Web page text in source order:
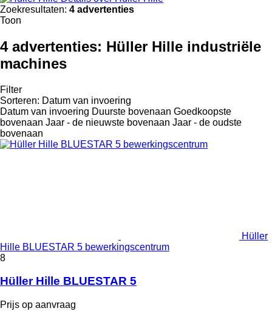
Zoekresultaten: 4 advertenties
Toon
4 advertenties: Hüller Hille industriële
machines
Filter
Sorteren: Datum van invoering
Datum van invoering Duurste bovenaan Goedkoopste
bovenaan Jaar - de nieuwste bovenaan Jaar - de oudste
bovenaan
Hüller
Hille BLUESTAR 5 bewerkingscentrum
8
Hüller Hille BLUESTAR 5
Prijs op aanvraag